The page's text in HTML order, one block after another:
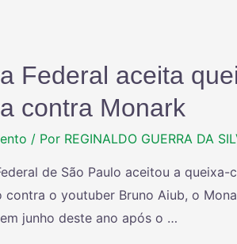
Federal aceita
contra Monark
/ Por REGINALDO GUERRA DA
de São Paulo aceitou a
contra o youtuber Bruno Aiub, o
junho deste ano após o …